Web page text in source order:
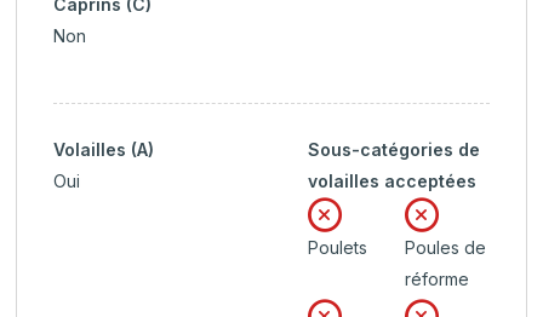
Caprins (C)
Non
Volailles (A)
Oui
Sous-catégories de
volailles acceptées
Poulets
Poules de
réforme